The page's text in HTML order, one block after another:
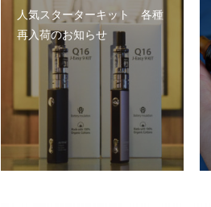
人気スターターキット 各種
再入荷のお知らせ